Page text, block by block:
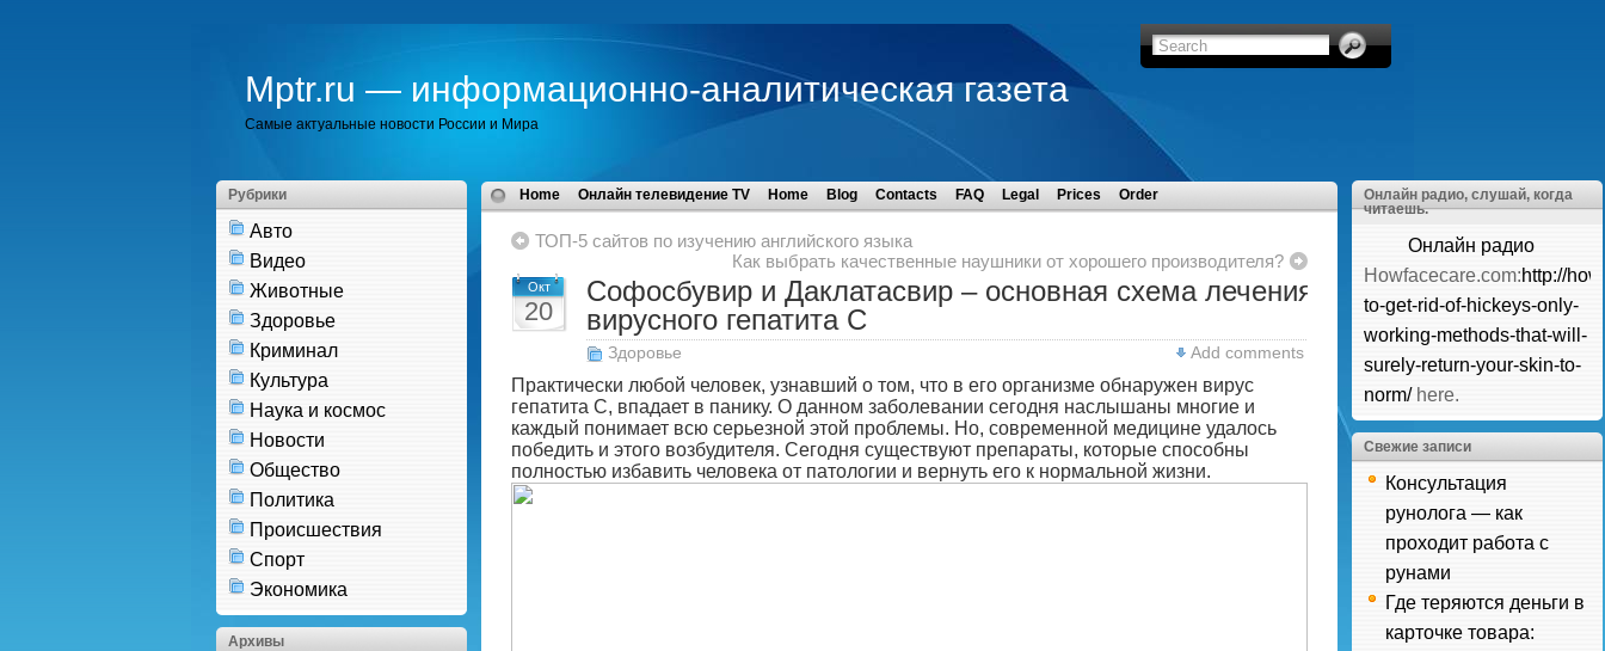
Mptr.ru — информационно-аналитическая газета
Самые актуальные новости России и Мира
Рубрики
Авто
Видео
Животные
Здоровье
Криминал
Культура
Наука и космос
Новости
Общество
Политика
Происшествия
Спорт
Экономика
Архивы
Home Онлайн телевидение TV Home Blog Contacts FAQ Legal Prices Order
ТОП-5 сайтов по изучению английского языка
Как выбрать качественные наушники от хорошего производителя?
Окт
20
Софосбувир и Даклатасвир – основная схема лечения
вирусного гепатита С
Здоровье Add comments
Практически любой человек, узнавший о том, что в его организме обнаружен вирус
гепатита С, впадает в панику. О данном заболевании сегодня наслышаны многие и
каждый понимает всю серьезной этой проблемы. Но, современной медицине удалось
победить и этого возбудителя. Сегодня существуют препараты, которые способны
полностью избавить человека от патологии и вернуть его к нормальной жизни.
Онлайн радио, слушай, когда
читаешь.
Онлайн радио
Howfacecare.com:http://
to-get-rid-of-hickeys-only-
working-methods-that-will-
surely-return-your-skin-to-
norm/here.
Свежие записи
Консультация
рунолога — как
проходит работа с
рунами
Где теряются деньги в
карточке товара: